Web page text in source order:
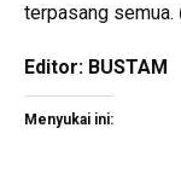
terpasang semua.
Editor: BUSTAM
Menyukai ini: